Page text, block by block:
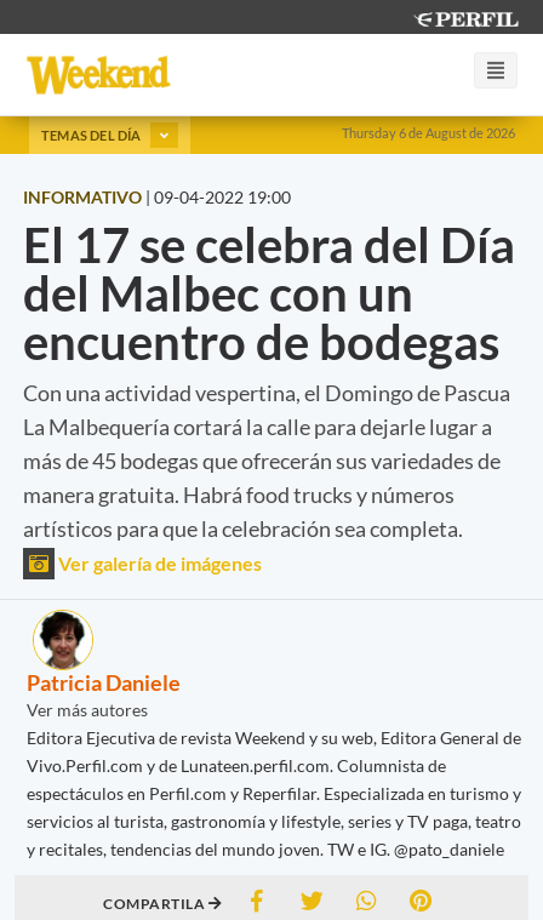
Thursday 6 de August de 2026
TEMAS DEL DÍA
INFORMATIVO | 09-04-2022 19:00
El 17 se celebra del Día
del Malbec con un
encuentro de bodegas
Con una actividad vespertina, el Domingo de Pascua
La Malbequería cortará la calle para dejarle lugar a
más de 45 bodegas que ofrecerán sus variedades de
manera gratuita. Habrá food trucks y números
artísticos para que la celebración sea completa.
Ver galería de imágenes
Patricia Daniele
Ver más autores
Editora Ejecutiva de revista Weekend y su web, Editora General de
Vivo.Perfil.com y de Lunateen.perfil.com. Columnista de
espectáculos en Perfil.com y Reperfilar. Especializada en turismo y
servicios al turista, gastronomía y lifestyle, series y TV paga, teatro
y recitales, tendencias del mundo joven. TW e IG. @pato_daniele
COMPARTILA